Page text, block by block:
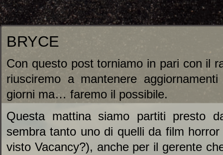
BRYCE
Con questo post torniamo in pari con il
riusciremo a mantenere
giorni ma… faremo il possibile.
Questa mattina siamo partiti presto
sembra tanto uno di quelli da film
visto Vacancy?), anche per il gerente